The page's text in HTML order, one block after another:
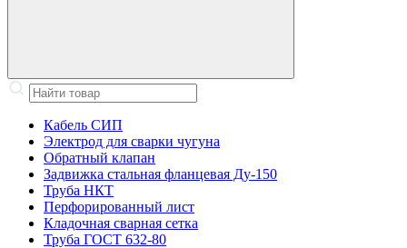
Кабель СИП
Электрод для сварки чугуна
Обратный клапан
Задвижка стальная фланцевая Ду-150
Труба НКТ
Перфорированный лист
Кладочная сварная сетка
Труба ГОСТ 632-80